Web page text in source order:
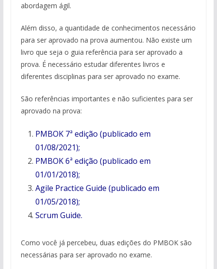
abordagem ágil.
Além disso, a quantidade de conhecimentos necessário
para ser aprovado na prova aumentou. Não existe um
livro que seja o guia referência para ser aprovado a
prova. É necessário estudar diferentes livros e
diferentes disciplinas para ser aprovado no exame.
São referências importantes e não suficientes para ser
aprovado na prova:
PMBOK 7ª edição (publicado em
01/08/2021);
PMBOK 6ª edição (publicado em
01/01/2018);
Agile Practice Guide (publicado em
01/05/2018);
Scrum Guide.
Como você já percebeu, duas edições do PMBOK são
necessárias para ser aprovado no exame.